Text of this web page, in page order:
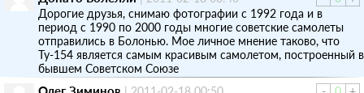
Дорогие друзья, снимаю фотографии с 1992 года и в
период с 1990 по 2000 годы многие советские самолеты
отправились в Болонью. Мое личное мнение таково, что
Ту-154 является самым красивым самолетoм, построенный в
бывшем Советском Союзе